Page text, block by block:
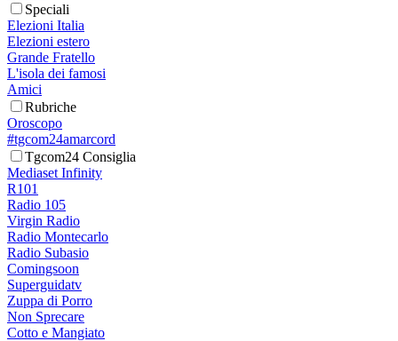
Speciali
Elezioni Italia
Elezioni estero
Grande Fratello
L'isola dei famosi
Amici
Rubriche
Oroscopo
#tgcom24amarcord
Tgcom24 Consiglia
Mediaset Infinity
R101
Radio 105
Virgin Radio
Radio Montecarlo
Radio Subasio
Comingsoon
Superguidatv
Zuppa di Porro
Non Sprecare
Cotto e Mangiato